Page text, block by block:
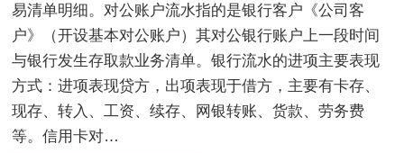
易清单明细。对公账户流水指的是银行客户《公司客
户》（开设基本对公账户）其对公银行账户上一段时间
与银行发生存取款业务清单。银行流水的进项主要表现
方式：进项表现贷方，出项表现于借方，主要有卡存、
现存、转入、工资、续存、网银转账、货款、劳务费
等。信用卡对…